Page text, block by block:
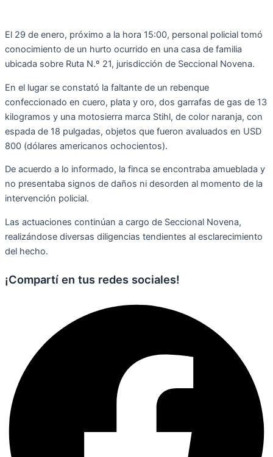
El 29 de enero, próximo a la hora 15:00, personal policial tomó
conocimiento de un hurto ocurrido en una casa de familia
ubicada sobre Ruta N.º 21, jurisdicción de Seccional Novena.
En el lugar se constató la faltante de un rebenque
confeccionado en cuero, plata y oro, dos garrafas de gas de 13
kilogramos y una motosierra marca Stihl, de color naranja, con
espada de 18 pulgadas, objetos que fueron avaluados en USD
800 (dólares americanos ochocientos).
De acuerdo a lo informado, la finca se encontraba amueblada y
no presentaba signos de daños ni desorden al momento de la
intervención policial.
Las actuaciones continúan a cargo de Seccional Novena,
realizándose diversas diligencias tendientes al esclarecimiento
del hecho.
¡Compartí en tus redes sociales!